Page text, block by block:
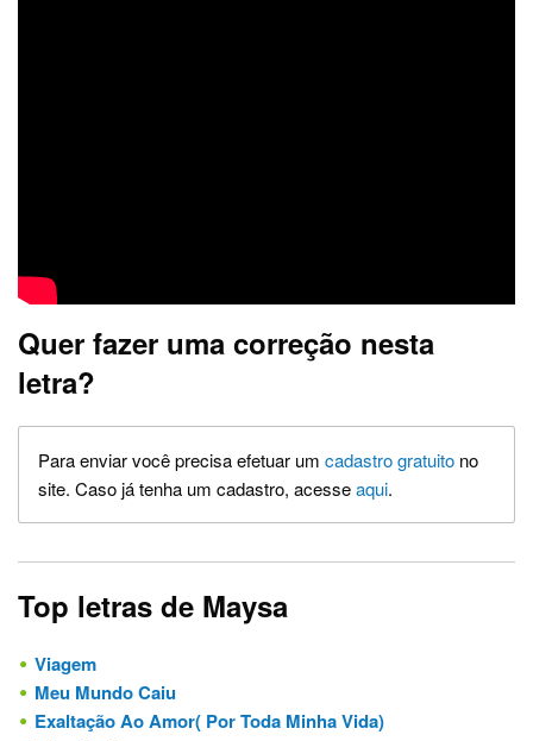
Quer fazer uma correção nesta
letra?
Para enviar você precisa efetuar um cadastro gratuito no
site. Caso já tenha um cadastro, acesseaqui.
Top letras de Maysa
Viagem
Meu Mundo Caiu
Exaltação Ao Amor( Por Toda Minha Vida)